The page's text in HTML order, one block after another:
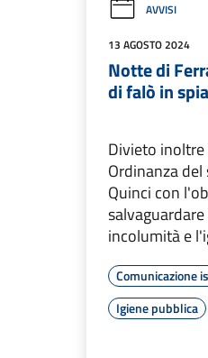
AVVISI
13 AGOSTO 2024
Notte di
di falò in
Divieto inoltre
Ordinanza
Quinci con
incolumità e
Comunicazione
Igiene pubblica